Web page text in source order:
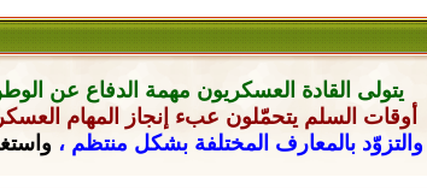
يتولى القادة العسكريون مهمة الدفاع عن
أوقات السلم يتحمّلون عبء إنجاز المهام
والتزوّد بالمعارف المختلفة بشكل منتظم ،